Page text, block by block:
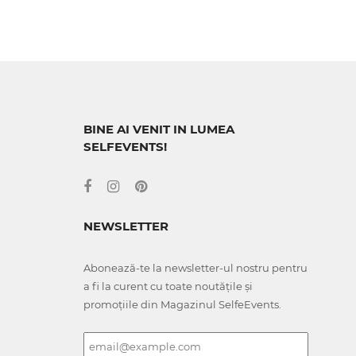
BINE AI VENIT IN LUMEA
SELFEVENTS!
NEWSLETTER
Abonează-te la newsletter-ul nostru pentru
a fi la curent cu toate noutățile și
promoțiile din Magazinul SelfeEvents.